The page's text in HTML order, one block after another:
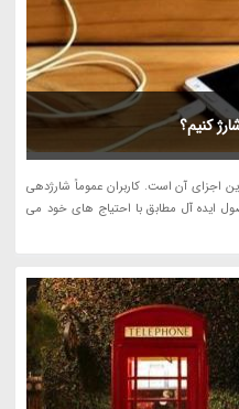
کنیم؟
اجزای آن است. کاربران عموماً شارژدهی
محصول ایده آل مطابق با احتیاج های خود می